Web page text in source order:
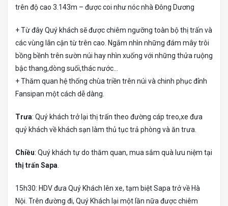
trên độ cao 3.143m – được coi như nóc nhà Đông Dương
+ Từ đây Quý khách sẽ được chiêm ngưỡng toàn bộ thị trấn và
các vùng lân cận từ trên cao. Ngắm nhìn những đám mây trôi
bồng bềnh trên sườn núi hay nhìn xuống với những thửa ruộng
bậc thang,dòng suối,thác nước…
+ Thăm quan hệ thống chùa triền trên núi và chinh phục đỉnh
Fansipan một cách dễ dàng.
Trưa: Quý khách trở lại thị trấn theo đường cáp treo,xe đưa
quý khách về khách sạn làm thủ tục trả phòng và ăn trưa.
Chiều: Quý khách tự do thăm quan, mua sắm quà lưu niệm tại
thị trấn Sapa
15h30: HDV đưa Quý Khách lên xe, tạm biệt Sapa trở về Hà
Nội. Trên đường đi, Quý Khách lại một lần nữa được chiêm